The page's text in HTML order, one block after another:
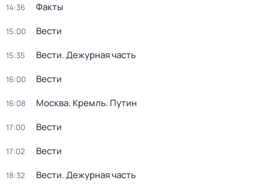
14:36 Факты
15:00 Вести
15:35 Вести. Дежурная часть
16:00 Вести
16:08 Москва. Кремль. Путин
17:00 Вести
17:02 Вести
18:32 Вести. Дежурная часть